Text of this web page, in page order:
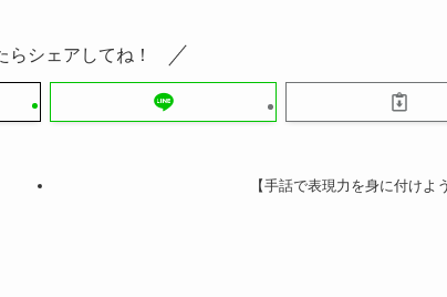
らシェアしてね！
【手話で表現力を身に付けよ